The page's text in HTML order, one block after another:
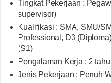
Tingkat Pekerjaan :
supervisor)
Kualifikasi : SMA, SMU/
Professional, D3
(S1)
Pengalaman Kerja : 2
Jenis Pekerjaan : Penuh